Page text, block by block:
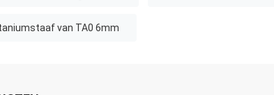
van TA0 6mm